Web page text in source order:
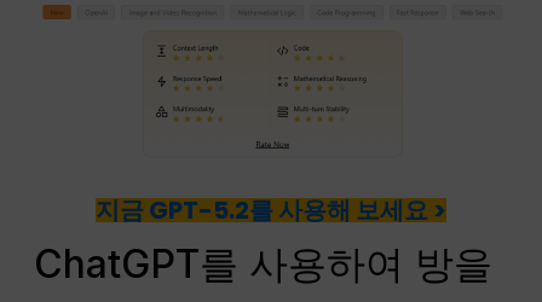
지금 GPT-5.2를 사용해 보세요 >
ChatGPT를 사용하여 방을